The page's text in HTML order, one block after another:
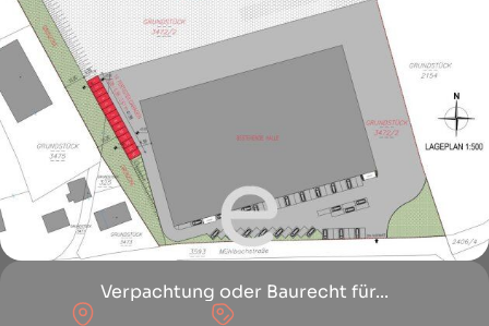
Verpachtung oder Baurecht für...